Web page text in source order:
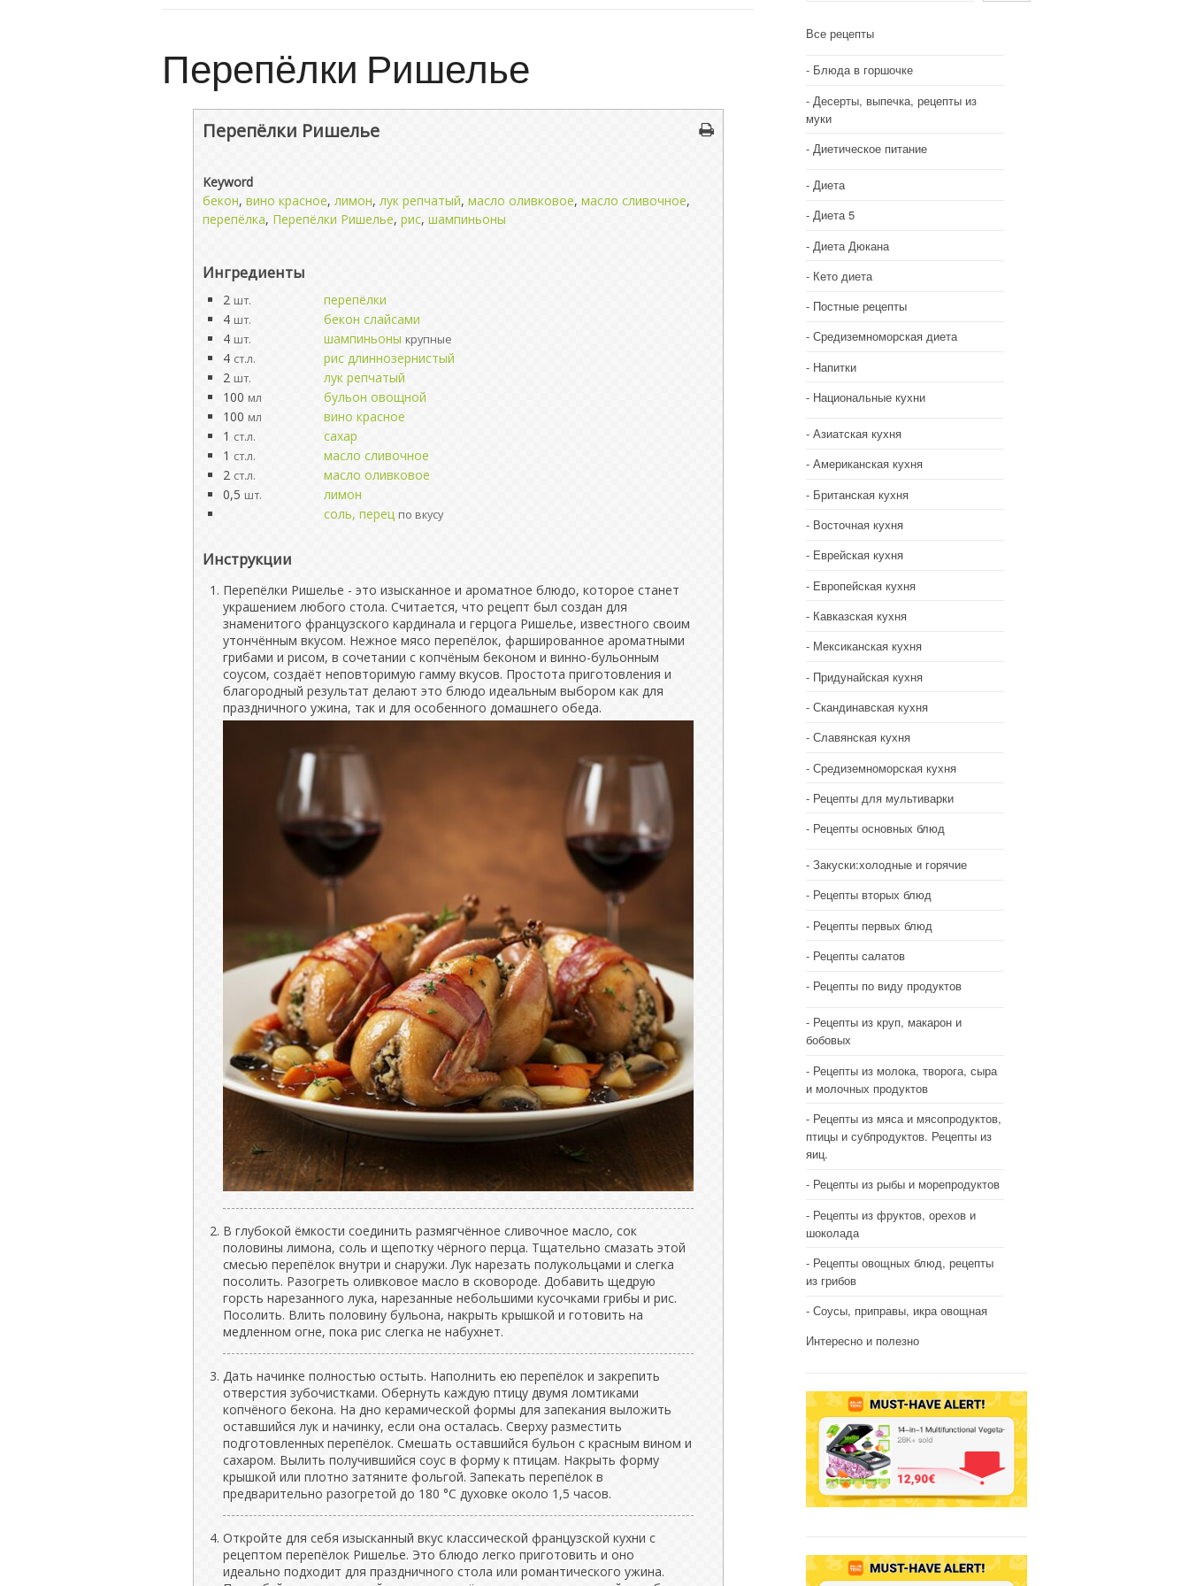
Перепёлки Ришелье
Перепёлки Ришелье
Keyword
бекон, вино красное, лимон, лук репчатый, масло оливковое, масло сливочное,
перепёлка, Перепёлки Ришелье, рис, шампиньоны
Ингредиенты
2 шт.
перепёлки
4 шт.
бекон слайсами
4 шт. шампиньоны крупные
4 ст.л.
рис длиннозернистый
2 шт.
лук репчатый
100 мл
бульон овощной
100 мл
вино красное
1 ст.л.
сахар
1 ст.л.
масло сливочное
2 ст.л.
масло оливковое
0,5 шт.
лимон
соль, перец по вкусу
Инструкции
Перепёлки Ришелье - это изысканное и ароматное блюдо, которое станет
украшением любого стола. Считается, что рецепт был создан для
знаменитого французского кардинала и герцога Ришелье, известного своим
утончённым вкусом. Нежное мясо перепёлок, фаршированное ароматными
грибами и рисом, в сочетании с копчёным беконом и винно-бульонным
соусом, создаёт неповторимую гамму вкусов. Простота приготовления и
благородный результат делают это блюдо идеальным выбором как для
праздничного ужина, так и для особенного домашнего обеда.
В глубокой ёмкости соединить размягчённое сливочное масло, сок
половины лимона, соль и щепотку чёрного перца. Тщательно смазать этой
смесью перепёлок внутри и снаружи. Лук нарезать полукольцами и слегка
посолить. Разогреть оливковое масло в сковороде. Добавить щедрую
горсть нарезанного лука, нарезанные небольшими кусочками грибы и рис.
Посолить. Влить половину бульона, накрыть крышкой и готовить на
медленном огне, пока рис слегка не набухнет.
Дать начинке полностью остыть. Наполнить ею перепёлок и закрепить
отверстия зубочистками. Обернуть каждую птицу двумя ломтиками
копчёного бекона. На дно керамической формы для запекания выложить
оставшийся лук и начинку, если она осталась. Сверху разместить
подготовленных перепёлок. Смешать оставшийся бульон с красным вином и
сахаром. Вылить получившийся соус в форму к птицам. Накрыть форму
крышкой или плотно затяните фольгой. Запекать перепёлок в
предварительно разогретой до 180 °C духовке около 1,5 часов.
Откройте для себя изысканный вкус классической французской кухни с
рецептом перепёлок Ришелье. Это блюдо легко приготовить и оно
идеально подходит для праздничного стола или романтического ужина.
Все рецепты
Блюда в горшочке
Десерты, выпечка, рецепты из
муки
Диетическое питание
Диета
Диета 5
Диета Дюкана
Кето диета
Постные рецепты
Средиземноморская диета
Напитки
Национальные кухни
Азиатская кухня
Американская кухня
Британская кухня
Восточная кухня
Еврейская кухня
Европейская кухня
Кавказская кухня
Мексиканская кухня
Придунайская кухня
Скандинавская кухня
Славянская кухня
Средиземноморская кухня
Рецепты для мультиварки
Рецепты основных блюд
Закуски:холодные и горячие
Рецепты вторых блюд
Рецепты первых блюд
Рецепты салатов
Рецепты по виду продуктов
Рецепты из круп, макарон и
бобовых
Рецепты из молока, творога, сыра
и молочных продуктов
Рецепты из мяса и мясопродуктов,
птицы и субпродуктов. Рецепты из
яиц.
Рецепты из рыбы и морепродуктов
Рецепты из фруктов, орехов и
шоколада
Рецепты овощных блюд, рецепты
из грибов
Соусы, приправы, икра овощная
Интересно и полезно